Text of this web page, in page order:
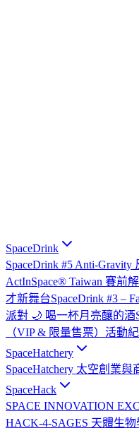
SpaceDrink
SpaceDrink #5 Anti-Gravity
ActInSpace® Taiwan 賽前
才新舞台SpaceDrink #3 –
派對 🌙 喝一杯月亮釀的酒
（VIP & 限量售票） 活動
SpaceHatchery
SpaceHatchery 太空創業
SpaceHack
SPACE INNOVATION
HACK-4-SAGES 天體生